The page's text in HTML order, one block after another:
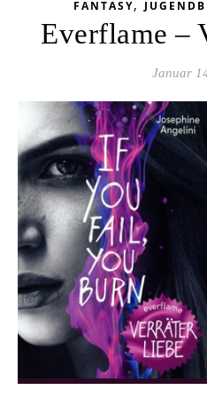
FANTASY,
Everflame –
Januar